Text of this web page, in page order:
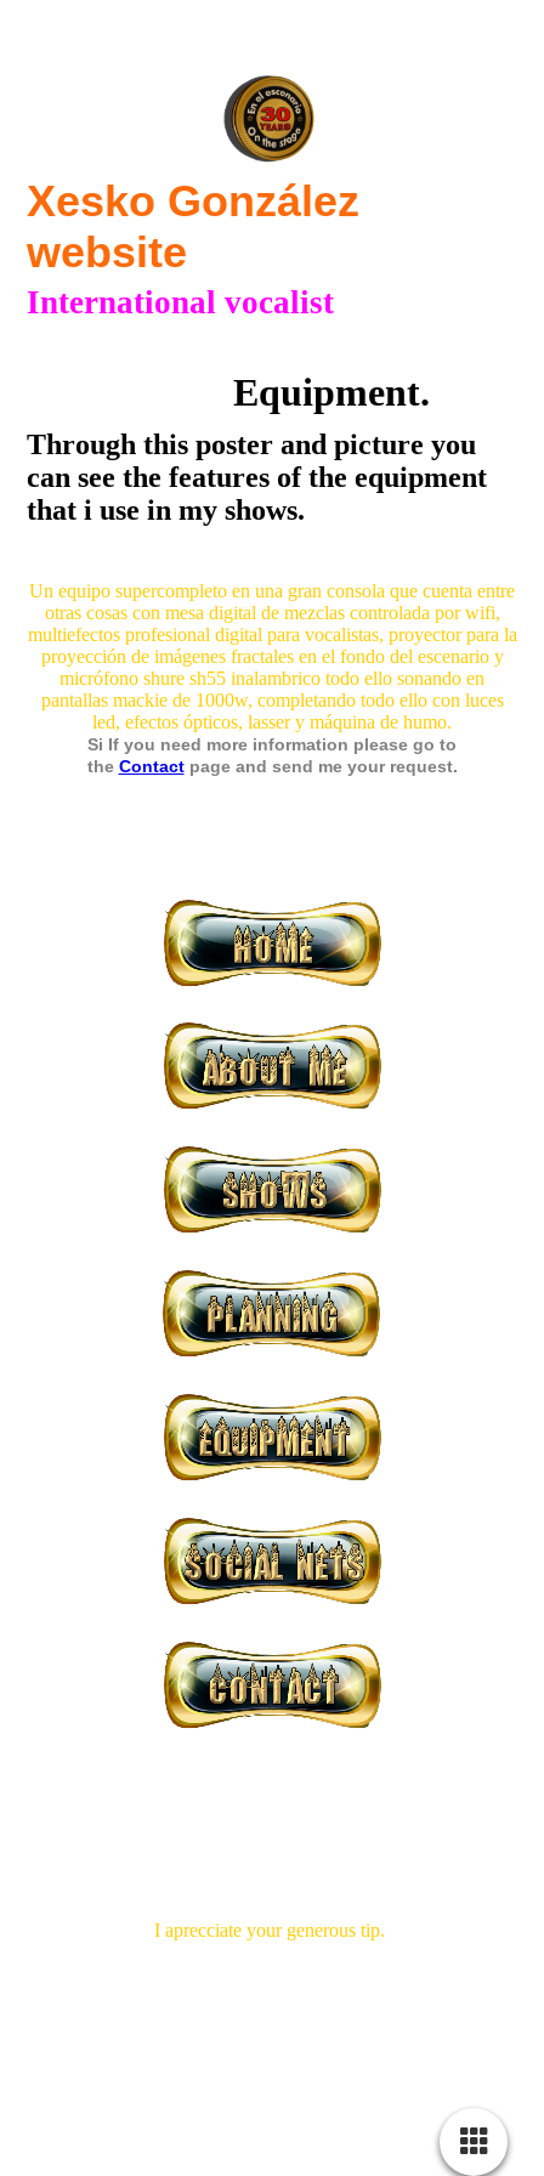
Xesko González
website
International vocalist
Equipment.
Through this poster and picture you
can see the features of the equipment
that i use in my shows.
Un equipo supercompleto en una gran consola que cuenta entre
otras cosas con mesa digital de mezclas controlada por wifi,
multiefectos profesional digital para vocalistas, proyector para la
proyección de imágenes fractales en el fondo del escenario y
micrófono shure sh55 inalambrico todo ello sonando en
pantallas mackie de 1000w, completando todo ello con luces
led, efectos ópticos, lasser y máquina de humo.
Si If you need more information please go to
the Contactpage and send me your request.
I aprecciate your generous tip.